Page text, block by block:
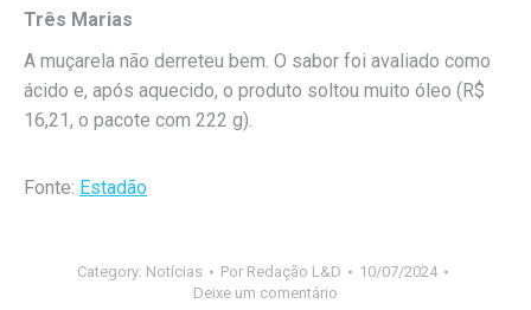
Três Marias
A muçarela não derreteu bem. O sabor foi avaliado como
ácido e, após aquecido, o produto soltou muito óleo (R$
16,21, o pacote com 222 g).
Fonte: Estadão
Category: Notícias Por Redação L&D
10/07/2024
Deixe um comentário